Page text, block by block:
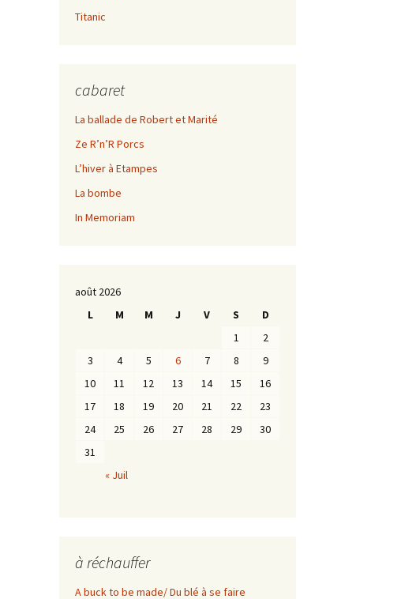
Titanic
cabaret
La ballade de Robert et Marité
Ze R’n’R Porcs
L’hiver à Etampes
La bombe
In Memoriam
août 2026
L
M M J V S
D
1
2
3
4 5 6 7 8
9
10
11 12 13 14 15
16
17
18 19 20 21 22
23
24
25 26 27 28 29
30
31
« Juil
à réchauffer
A buck to be made/ Du blé à se faire